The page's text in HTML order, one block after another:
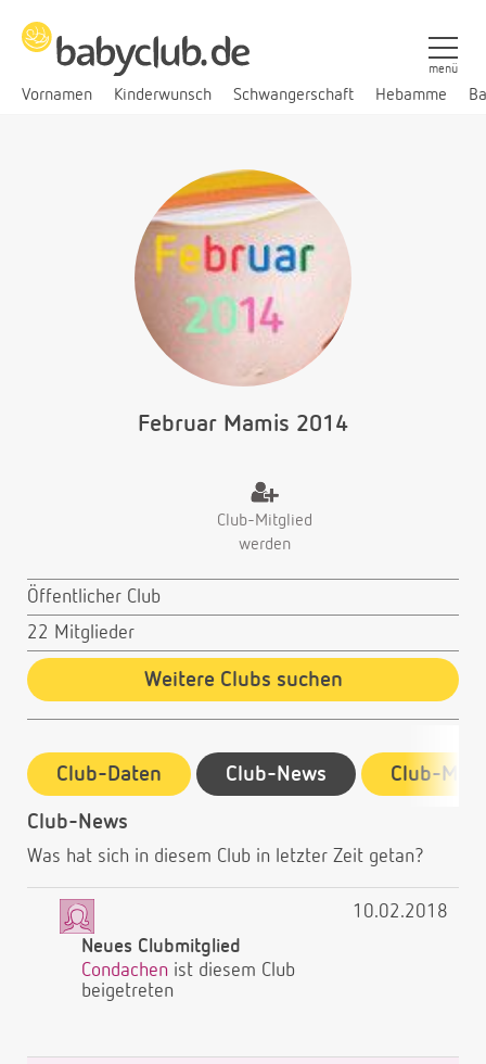
Vornamen Kinderwunsch Schwangerschaft Hebamme
menü
Februar Mamis 2014
Club-Mitglied
werden
Öffentlicher Club
22 Mitglieder
Weitere Clubs suchen
Club-Daten Club-News Club-
Club-News
Was hat sich in diesem Club in letzter Zeit getan?
Neues Clubmitglied
Condachen ist diesem Club
beigetreten
10.02.2018